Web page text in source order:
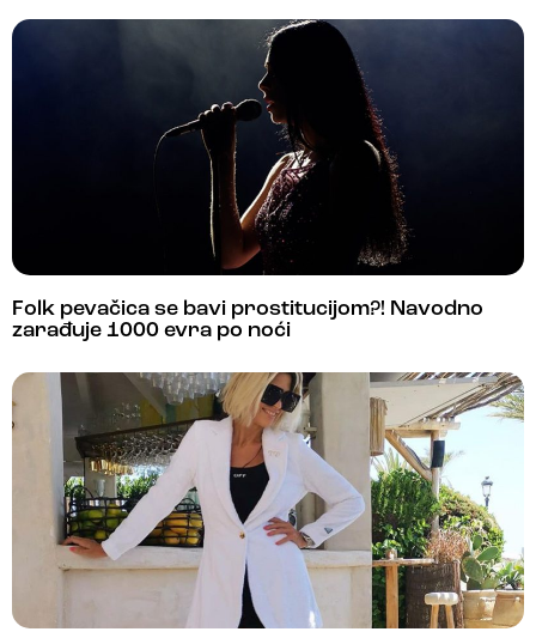
Folk pevačica se bavi prostitucijom?! Navodno
zarađuje 1000 evra po noći